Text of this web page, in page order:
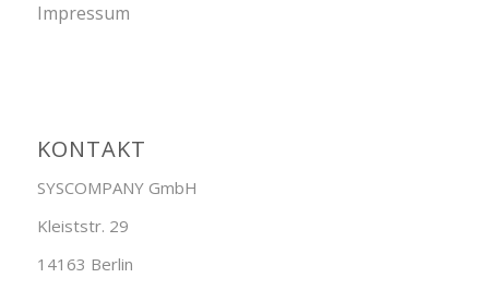
Impressum
KONTAKT
SYSCOMPANY GmbH
Kleiststr. 29
14163 Berlin